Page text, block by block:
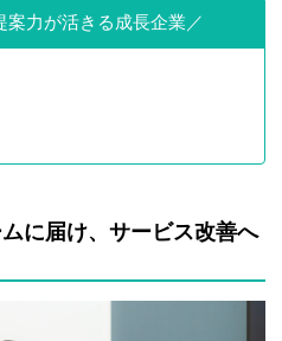
案力が活きる成長企業
に届け、サービス改善へ